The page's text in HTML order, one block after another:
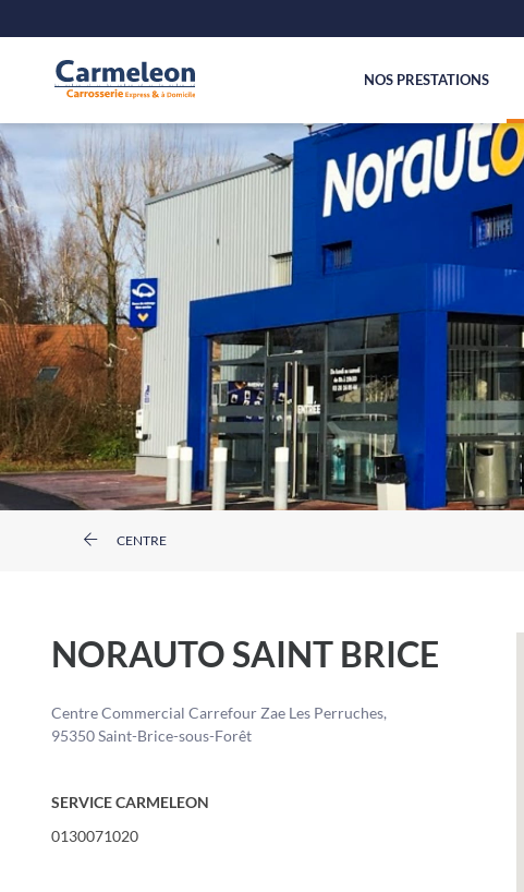
NOS PRESTATIONS
CENTRE
NORAUTO SAINT BRICE
Centre Commercial Carrefour Zae Les Perruches,
95350 Saint-Brice-sous-Forêt
SERVICE CARMELEON
0130071020